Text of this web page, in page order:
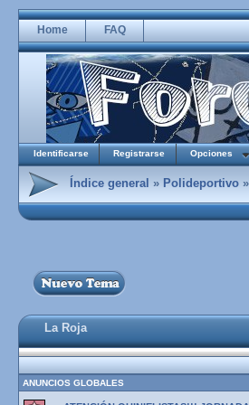
Home FAQ
Identificarse Registrarse Opciones
Índice general » Polideportivo »
La Roja
ANUNCIOS GLOBALES